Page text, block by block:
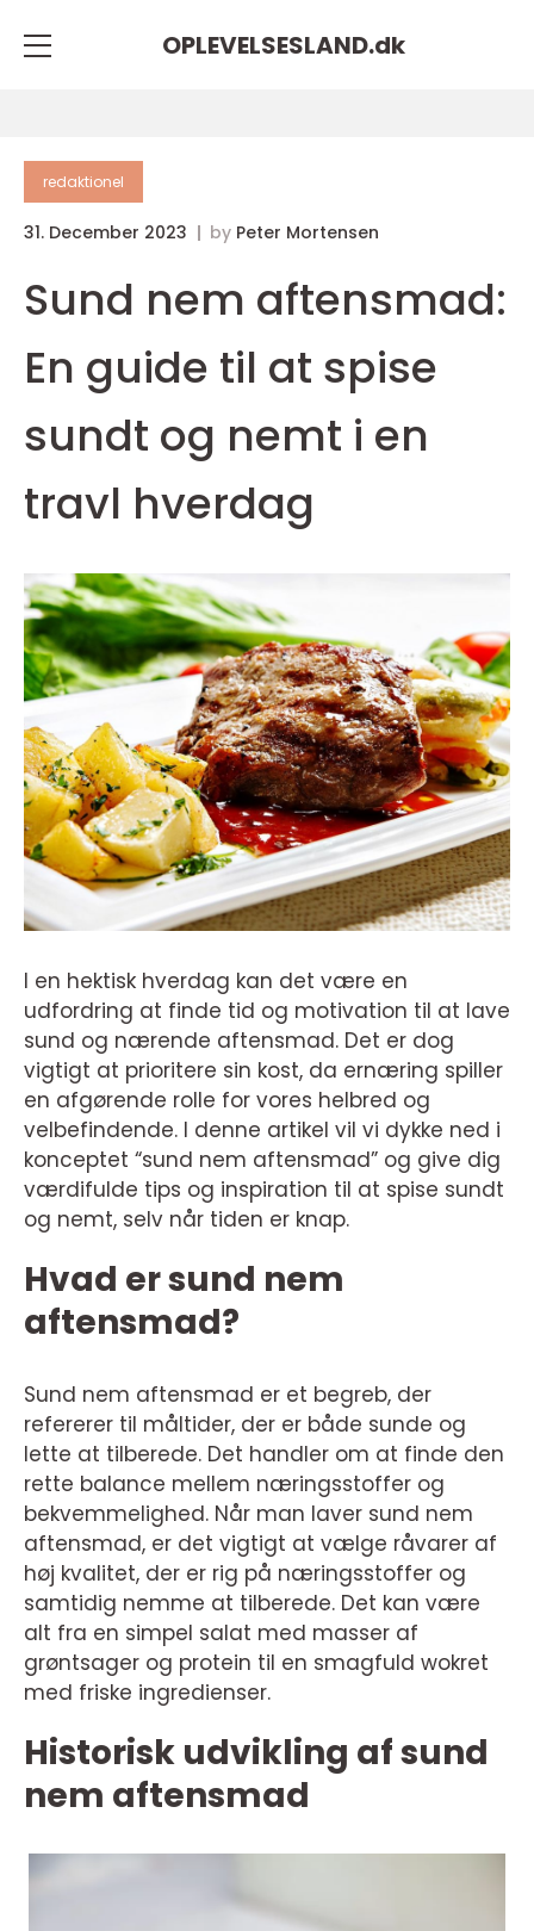
OPLEVELSESLAND.dk
redaktionel
31. December 2023 by Peter Mortensen
Sund nem aftensmad:
En guide til at spise
sundt og nemt i en
travl hverdag
I en hektisk hverdag kan det være en
udfordring at finde tid og motivation til at lave
sund og nærende aftensmad. Det er dog
vigtigt at prioritere sin kost, da ernæring spiller
en afgørende rolle for vores helbred og
velbefindende. I denne artikel vil vi dykke ned i
konceptet “sund nem aftensmad” og give dig
værdifulde tips og inspiration til at spise sundt
og nemt, selv når tiden er knap.
Hvad er sund nem
aftensmad?
Sund nem aftensmad er et begreb, der
refererer til måltider, der er både sunde og
lette at tilberede. Det handler om at finde den
rette balance mellem næringsstoffer og
bekvemmelighed. Når man laver sund nem
aftensmad, er det vigtigt at vælge råvarer af
høj kvalitet, der er rig på næringsstoffer og
samtidig nemme at tilberede. Det kan være
alt fra en simpel salat med masser af
grøntsager og protein til en smagfuld wokret
med friske ingredienser.
Historisk udvikling af sund
nem aftensmad